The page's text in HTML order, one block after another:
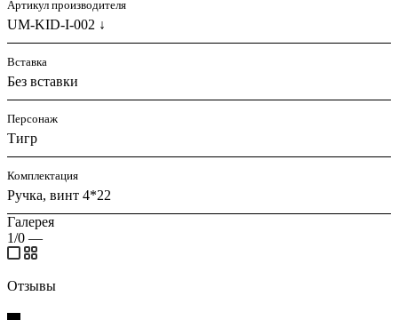
Артикул производителя
UM-KID-I-002 ↓
Вставка
Без вставки
Персонаж
Тигр
Комплектация
Ручка, винт 4*22
Галерея
1/0 —
Отзывы